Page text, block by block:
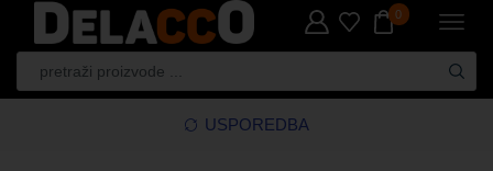
0
USPOREDBA